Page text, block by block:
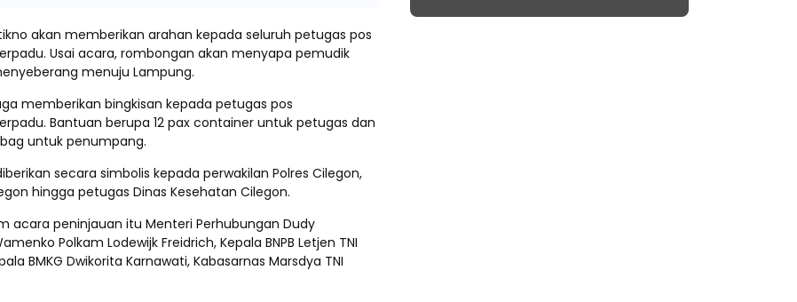
akan memberikan arahan kepada seluruh petugas pos
Usai acara, rombongan akan menyapa pemudik
menuju Lampung.
memberikan bingkisan kepada petugas pos
Bantuan berupa 12 pax container untuk petugas dan
untuk penumpang.
secara simbolis kepada perwakilan Polres Cilegon,
hingga petugas Dinas Kesehatan Cilegon.
acara peninjauan itu Menteri Perhubungan Dudy
Polkam Lodewijk Freidrich, Kepala BNPB Letjen TNI
BMKG Dwikorita Karnawati, Kabasarnas Marsdya TNI